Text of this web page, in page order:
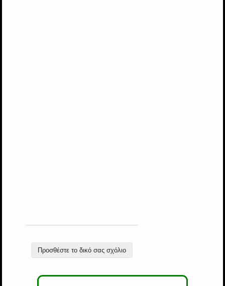
Προσθέστε το δικό σας σχόλιο